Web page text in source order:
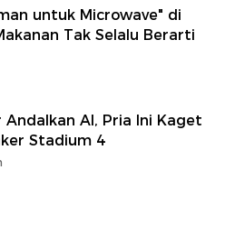
untuk Microwave" di
Tak Selalu Berarti
Andalkan AI, Pria Ini Kaget
Stadium 4